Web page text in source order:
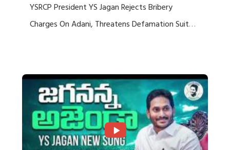
YSRCP President YS Jagan Rejects Bribery
Charges On Adani, Threatens Defamation Suit